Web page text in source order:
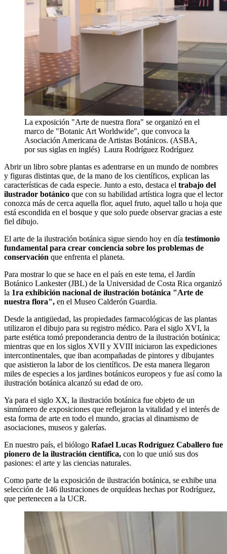
La exposición "Arte de nuestra flora" se organizó en el
marco de "Botanic Art Worldwide", que convoca la
Asociación Americana de Artistas Botánicos. (ASBA,
por sus siglas en inglés) Laura Rodríguez Rodríguez
Abrir un libro sobre plantas es adentrarse en un mundo de nombres
y figuras distintas que, de la mano de los científicos, explican las
características de cada especie. Junto a esto, destaca el trabajo del
ilustrador botánico que con su habilidad artística logra que el lector
conozca más de cerca aquella flor, aquel fruto, aquel tallo u hoja que
está escondida en el bosque y que solo puede observar gracias a este
fiel dibujo.
El arte de la ilustración botánica sigue siendo hoy en día testimonio
fundamental para crear conciencia sobre los problemas de
conservación que enfrenta el planeta.
Para mostrar lo que se hace en el país en este tema, el Jardín
Botánico Lankester (JBL) de la Universidad de Costa Rica organizó
la 1ra exhibición nacional de ilustración botánica "Arte de
nuestra flora", en el Museo Calderón Guardia.
Desde la antigüedad, las propiedades farmacológicas de las plantas
utilizaron el dibujo para su registro médico. Para el siglo XVI, la
parte estética tomó preponderancia dentro de la ilustración botánica;
mientras que en los siglos XVII y XVIII iniciaron las expediciones
intercontinentales, que iban acompañadas de pintores y dibujantes
que asistieron la labor de los científicos. De esta manera llegaron
miles de especies a los jardines botánicos europeos y fue así como la
ilustración botánica alcanzó su edad de oro.
Ya para el siglo XX, la ilustración botánica fue objeto de un
sinnúmero de exposiciones que reflejaron la vitalidad y el interés de
esta forma de arte en todo el mundo, gracias al dinamismo de
asociaciones, museos y galerías.
En nuestro país, el biólogo Rafael Lucas Rodríguez Caballero fue
pionero de la ilustración científica, con lo que unió sus dos
pasiones: el arte y las ciencias naturales.
Como parte de la exposición de ilustración botánica, se exhibe una
selección de 146 ilustraciones de orquídeas hechas por Rodríguez,
que pertenecen a la UCR.